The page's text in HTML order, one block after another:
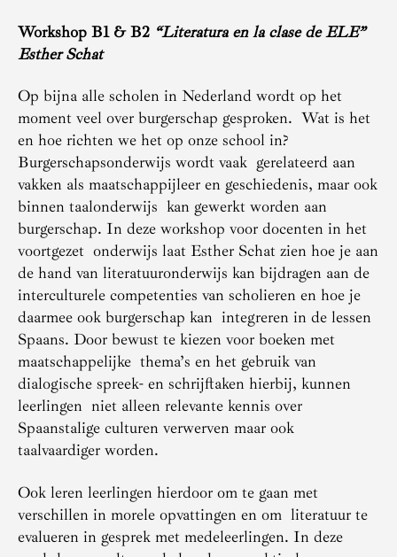
Workshop B1 & B2 “Literatura en la clase de ELE”
Esther Schat
Op bijna alle scholen in Nederland wordt op het
moment veel over burgerschap gesproken. Wat is het
en hoe richten we het op onze school in?
Burgerschapsonderwijs wordt vaak gerelateerd aan
vakken als maatschappijleer en geschiedenis, maar ook
binnen taalonderwijs kan gewerkt worden aan
burgerschap. In deze workshop voor docenten in het
voortgezet onderwijs laat Esther Schat zien hoe je aan
de hand van literatuuronderwijs kan bijdragen aan de
interculturele competenties van scholieren en hoe je
daarmee ook burgerschap kan integreren in de lessen
Spaans. Door bewust te kiezen voor boeken met
maatschappelijke thema’s en het gebruik van
dialogische spreek- en schrijftaken hierbij, kunnen
leerlingen niet alleen relevante kennis over
Spaanstalige culturen verwerven maar ook
taalvaardiger worden.
Ook leren leerlingen hierdoor om te gaan met
verschillen in morele opvattingen en om literatuur te
evalueren in gesprek met medeleerlingen. In deze